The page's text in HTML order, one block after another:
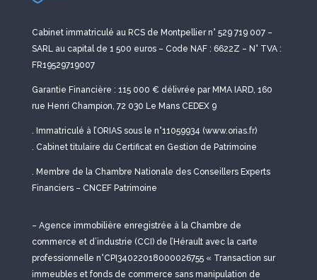
Cabinet immatriculé au RCS de Montpellier n° 529 719 007 –
SARL au capital de 1 500 euros – Code NAF : 6622Z – N° TVA :
FR19529719007
Garantie Financière : 115 000 € délivrée par MMA IARD, 160
rue Henri Champion, 72 030 Le Mans CEDEX 9
. Immatriculé à l’ORIAS sous le n°11059934 (www.orias.fr)
. Cabinet titulaire du Certificat en Gestion de Patrimoine
. Membre de la Chambre Nationale des Conseillers Experts
Financiers – CNCEF Patrimoine
– Agence immobilière enregistrée à la Chambre de
commerce et d’industrie (CCI) de l’Hérault avec la carte
professionnelle n°CPI34022018000026755 « Transaction sur
immeubles et fonds de commerce sans manipulation de